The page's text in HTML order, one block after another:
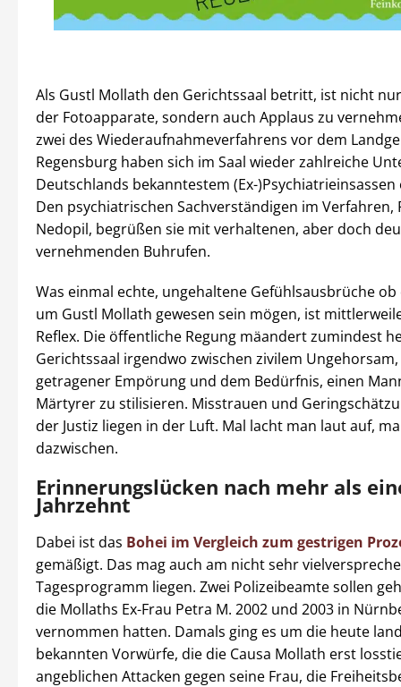
Als Gustl Mollath den Gerichtssaal betritt, ist nicht
der Fotoapparate, sondern auch Applaus zu
zwei des Wiederaufnahmeverfahrens vor dem
Regensburg haben sich im Saal wieder zahlreiche
Deutschlands bekanntestem (Ex-
Den psychiatrischen Sachverständigen im Verfahren,
Nedopil, begrüßen sie mit verhaltenen, aber doch
vernehmenden Buhrufen.
Was einmal echte, ungehaltene Gefühlsausbrüche ob
um Gustl Mollath gewesen sein mögen, ist
Reflex. Die öffentliche Regung mäandert zumindest
Gerichtssaal irgendwo zwischen zivilem
getragener Empörung und dem Bedürfnis, einen
Märtyrer zu stilisieren. Misstrauen und
der Justiz liegen in der Luft. Mal lacht man laut auf,
dazwischen.
Erinnerungslücken nach mehr als
Jahrzehnt
Dabei ist das Bohei im Vergleich zum gestrigen
gemäßigt. Das mag auch am nicht sehr
Tagesprogramm liegen. Zwei Polizeibeamte sollen
die Mollaths Ex-Frau Petra M. 2002 und 2003 in
vernommen hatten. Damals ging es um die heute
bekannten Vorwürfe, die die Causa Mollath erst
angeblichen Attacken gegen seine Frau, die